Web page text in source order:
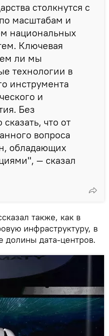
столкнутся с
масштабам и
национальных
Ключевая
ли мы
технологии в
инструмента
и
Без
что от
вопроса
обладающих
— сказал
также, как в
инфраструктуру, в
долины дата-центров.